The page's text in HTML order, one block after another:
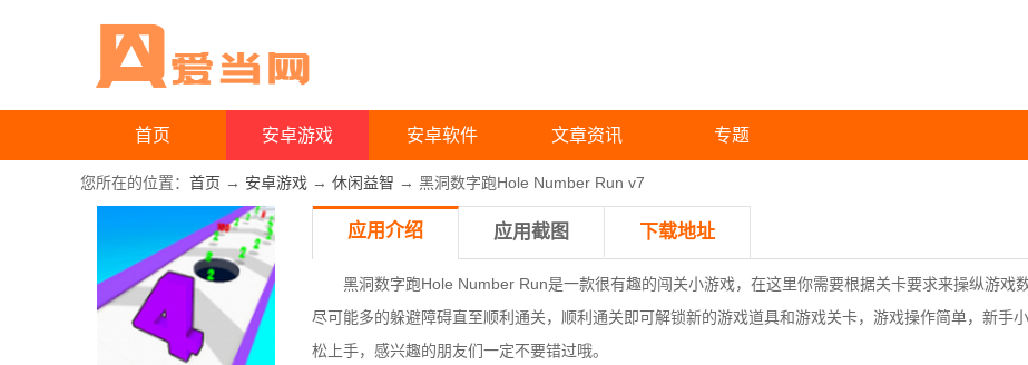
首页 安卓游戏 安卓软件 文章资讯 专题
您所在的位置： 首页 → 安卓游戏 → 休闲益智 → 黑洞数字跑Hole Number Run v7
应用介绍 应用截图 下载地址
黑洞数字跑Hole Number Run是一款很有趣的闯关小游戏，在这里你需要根据关卡要求来操纵游戏
尽可能多的躲避障碍直至顺利通关，顺利通关即可解锁新的游戏道具和游戏关卡，游戏操作简单，新手
松上手，感兴趣的朋友们一定不要错过哦。